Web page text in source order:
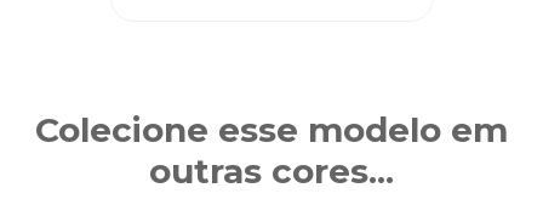
Colecione esse modelo em
outras cores...